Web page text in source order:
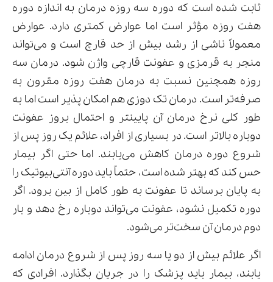
ثابت شده است که دوره سه روزه درمان به اندازه دوره
هفت روزه مؤثر است اما عوارض کمتری دارد. عوارض
معمولاً ناشی از رشد بیش از حد قارچ است و می‌تواند
منجر به قرمزی و عفونت قارچی واژن شود. درمان سه
روزه همچنین نسبت به درمان هفت روزه مقرون به
صرفه‌تر است. درمان تک دوزی هم امکان پذیر است اما به
طور کلی نرخ درمان آن پایینتر و احتمال بروز عفونت
دوباره بالاتر است. در بسیاری از افراد، علائم یک روز پس از
شروع دوره درمان کاهش می‌یابند. اما حتی اگر بیمار
حس کند که بهتر شده است، حتماً باید دوره آنتی‌بیوتیک را
به پایان برساند تا عفونت به طور کامل از بین برود. اگر
دوره تکمیل نشود، عفونت می‌تواند دوباره رخ دهد و بار
دوم درمان آن سخت‌تر می‌شود.
اگر علائم بیش از دو یا سه روز پس از شروع درمان ادامه
یابند، بیمار باید پزشک را در جریان بگذارد. افرادی که